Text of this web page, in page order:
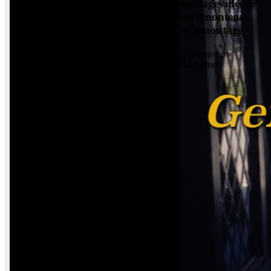
#monteuse #monteur
#editvideo #montage
hopopshow
j'aime